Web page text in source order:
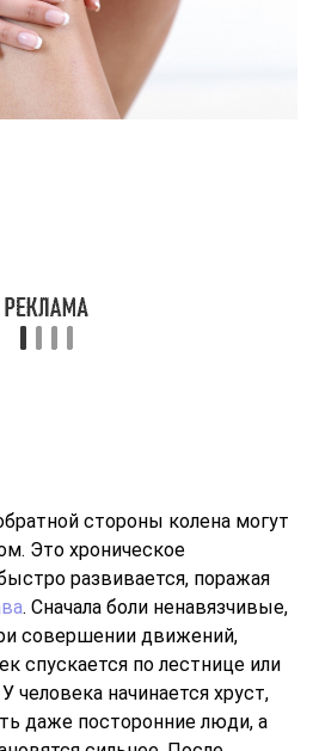
стороны колена могут
Это хроническое
развивается, поражая
. Сначала боли ненавязчивые,
совершении движений,
спускается по лестнице или
человека начинается хруст,
даже посторонние люди, а